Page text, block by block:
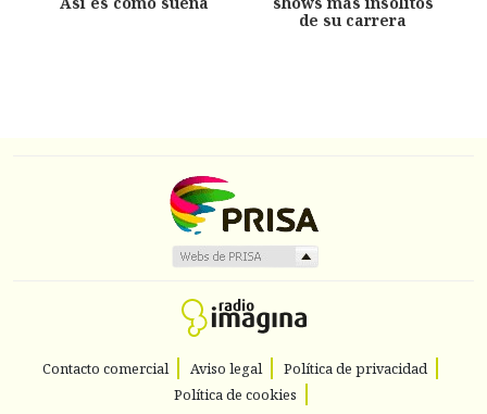
de su carrera
Contacto comercial Aviso legal
Política de privacidad
Política de cookies